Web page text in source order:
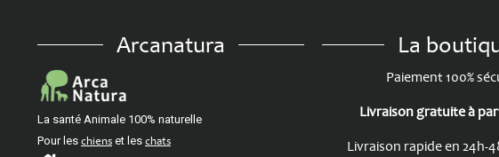
Arcanatura
La santé Animale 100% naturelle
Pour les chiens et les chats
La
Paiement 100%
Livraison gratuite à
Livraison rapide en 24h-